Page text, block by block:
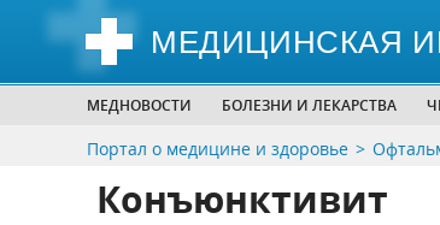
МЕДИЦИНСКАЯ
МЕДНОВОСТИ БОЛЕЗНИ И ЛЕКАРСТВА
Портал о медицине и здоровье
Конъюнктивит